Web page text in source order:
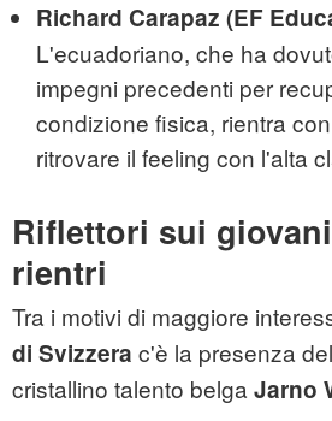
Richard Carapaz (EF
L'ecuadoriano, che ha
impegni precedenti per
condizione fisica, rientra
ritrovare il feeling con l'alta
Riflettori sui
rientri
Tra i motivi di maggiore
di Svizzera c'è la presenza
cristallino talento belga Jarno